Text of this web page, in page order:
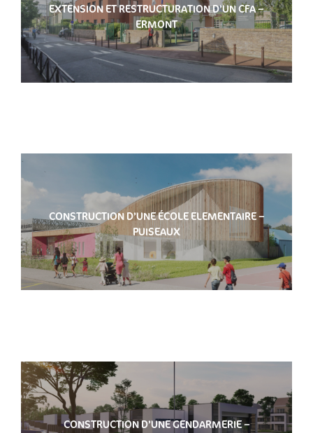
EXTENSION ET RESTRUCTURATION D’UN CFA –
ERMONT
CONSTRUCTION D’UNE ÉCOLE ELEMENTAIRE –
PUISEAUX
CONSTRUCTION D’UNE GENDARMERIE –